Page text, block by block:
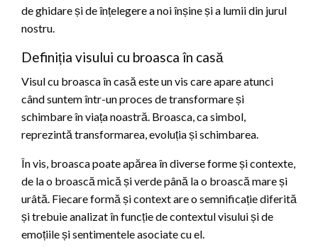
de ghidare și de înțelegere a noi înșine și a lumii din jurul
nostru.
Definiția visului cu broasca în casă
Visul cu broasca în casă este un vis care apare atunci
când suntem într-un proces de transformare și
schimbare în viața noastră. Broasca, ca simbol,
reprezintă transformarea, evoluția și schimbarea.
În vis, broasca poate apărea în diverse forme și contexte,
de la o broască mică și verde până la o broască mare și
urâtă. Fiecare formă și context are o semnificație diferită
și trebuie analizat în funcție de contextul visului și de
emoțiile și sentimentele asociate cu el.